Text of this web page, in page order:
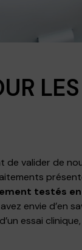
de valider de
testés
envie d’en
essai